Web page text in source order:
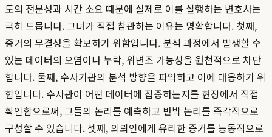
도의 전문성과 시간 소요 때문에 실제로 이를 실행하는 변호사는
극히 드뭅니다. 그녀가 직접 참관하는 이유는 명확합니다. 첫째,
증거의 무결성을 확보하기 위함입니다. 분석 과정에서 발생할 수
있는 데이터의 오염이나 누락, 위변조 가능성을 원천적으로 차단
합니다. 둘째, 수사기관의 분석 방향을 파악하고 이에 대응하기 위
함입니다. 수사관이 어떤 데이터에 집중하는지를 현장에서 직접
확인함으로써, 그들의 논리를 예측하고 반박 논리를 즉각적으로
구성할 수 있습니다. 셋째, 의뢰인에게 유리한 증거를 능동적으로